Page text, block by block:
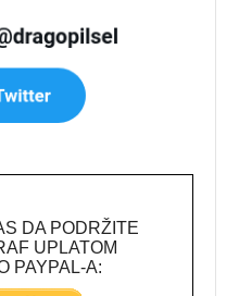
DA PODRŽITE
UPLATOM
PAYPAL-A: